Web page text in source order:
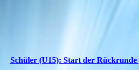
Schüler (U15): Start der Rückrunde